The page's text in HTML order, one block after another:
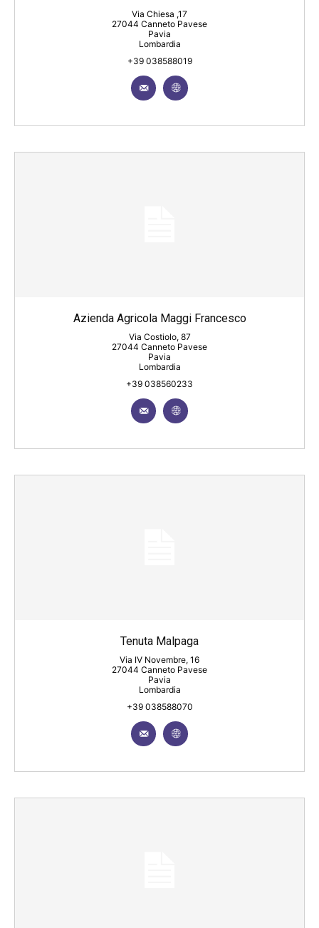
Via Chiesa ,17
27044 Canneto Pavese
Pavia
Lombardia
+39 038588019
Azienda Agricola Maggi Francesco
Via Costiolo, 87
27044 Canneto Pavese
Pavia
Lombardia
+39 038560233
Tenuta Malpaga
Via IV Novembre, 16
27044 Canneto Pavese
Pavia
Lombardia
+39 038588070